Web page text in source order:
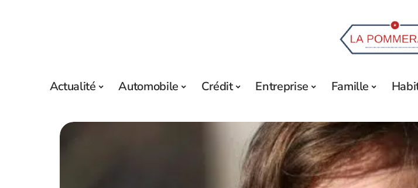
Actualité Automobile Crédit Entreprise Famille